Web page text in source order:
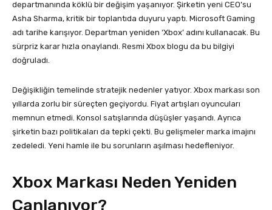
departmanında köklü bir değişim yaşanıyor. Şirketin yeni CEO’su
Asha Sharma, kritik bir toplantıda duyuru yaptı. Microsoft Gaming
adı tarihe karışıyor. Departman yeniden ‘Xbox’ adını kullanacak. Bu
sürpriz karar hızla onaylandı. Resmi Xbox blogu da bu bilgiyi
doğruladı.
Değişikliğin temelinde stratejik nedenler yatıyor. Xbox markası son
yıllarda zorlu bir süreçten geçiyordu. Fiyat artışları oyuncuları
memnun etmedi. Konsol satışlarında düşüşler yaşandı. Ayrıca
şirketin bazı politikaları da tepki çekti. Bu gelişmeler marka imajını
zedeledi. Yeni hamle ile bu sorunların aşılması hedefleniyor.
Xbox Markası Neden Yeniden
Canlanıyor?